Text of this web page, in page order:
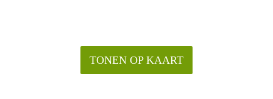
TONEN OP KAART